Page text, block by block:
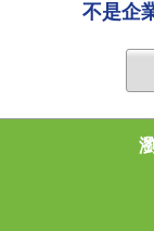
不是企